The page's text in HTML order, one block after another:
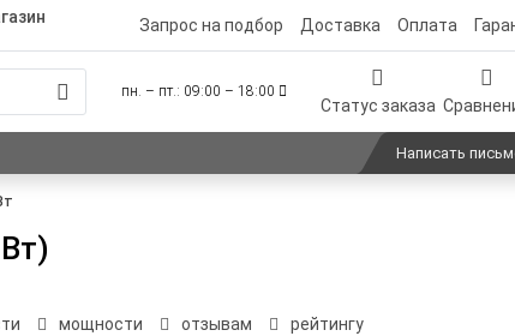
Запрос на подбор Доставка Оплата
пн. – пт.: 09:00 – 18:00
Статус заказа
Написать
мощности отзывам рейтингу